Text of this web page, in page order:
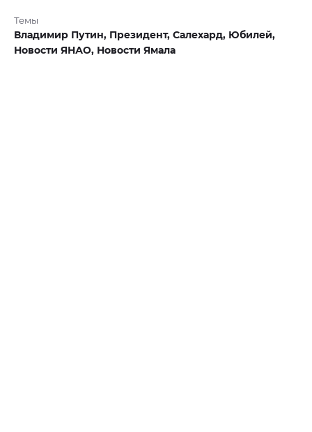
Темы
Владимир Путин, Президент, Салехард, Юбилей,
Новости ЯНАО, Новости Ямала